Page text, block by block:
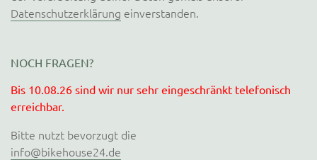
Datenschutzerklärung einverstanden.
NOCH FRAGEN?
Bis 10.08.26 sind wir nur sehr eingeschränkt telefonisch
erreichbar.
Bitte nutzt bevorzugt die
info@bikehouse24.de